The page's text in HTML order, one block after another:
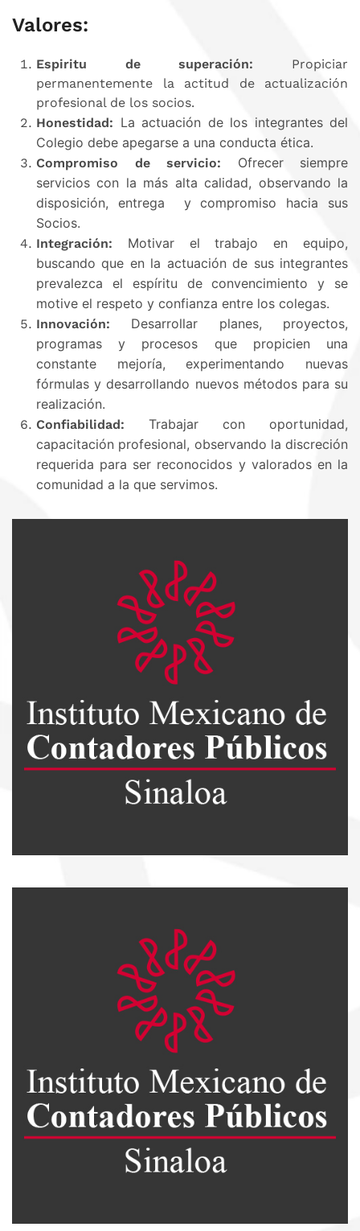
Valores:
Espiritu de superación:
Propiciar
permanentemente la actitud de actualización
profesional de los socios.
Honestidad: La actuación de los integrantes del
Colegio debe apegarse a una conducta ética.
Compromiso de servicio:
Ofrecer siempre
servicios con la más alta calidad, observando la
disposición, entrega
y compromiso hacia sus
Socios.
Integración:
Motivar el trabajo en equipo,
buscando que en la actuación de sus integrantes
prevalezca el espíritu de convencimiento y se
motive el respeto y confianza entre los colegas.
Innovación:
Desarrollar planes, proyectos,
programas y procesos que propicien una
constante mejoría, experimentando nuevas
fórmulas y desarrollando nuevos métodos para su
realización.
Confiabilidad:
Trabajar con oportunidad,
capacitación profesional, observando la discreción
requerida para ser reconocidos y valorados en la
comunidad a la que servimos.